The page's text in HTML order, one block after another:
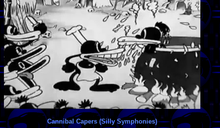
Cannibal Capers (Silly Symphonies)